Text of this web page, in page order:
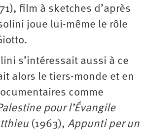
film à sketches d’après
joue lui-même le rôle
s’intéressait aussi à ce
alors le tiers-monde et en
comme
pour l’Évangile
(1963), Appunti per un